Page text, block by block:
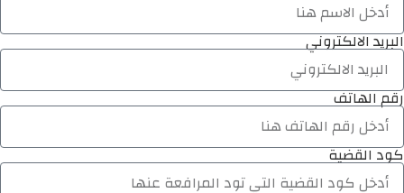
البريد الالكتروني
رقم الهاتف
كود القضية